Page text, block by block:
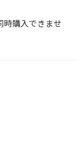
時購入できませ